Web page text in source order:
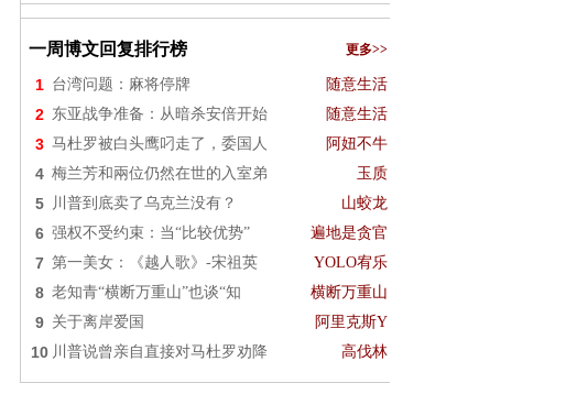
一周博文回复排行榜 更多>>
1 台湾问题：麻将停牌 随意生活
2 东亚战争准备：从暗杀安倍开始 随意生活
3 马杜罗被白头鹰叼走了，委国人 阿妞不牛
4 梅兰芳和兩位仍然在世的入室弟 玉质
5 川普到底卖了乌克兰没有？ 山蛟龙
6 强权不受约束：当“比较优势” 遍地是贪官
7 第一美女：《越人歌》-宋祖英 YOLO宥乐
8 老知青“横断万重山”也谈“知 横断万重山
9 关于离岸爱国 阿里克斯Y
10 川普说曾亲自直接对马杜罗劝降 高伐林